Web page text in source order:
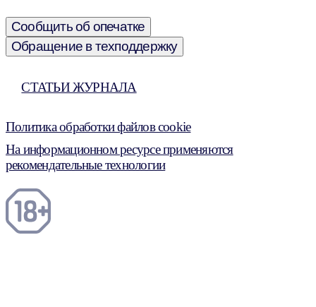
Сообщить об опечатке
Обращение в техподдержку
СТАТЬИ ЖУРНАЛА
Политика обработки файлов cookie
На информационном ресурсе применяются
рекомендательные технологии